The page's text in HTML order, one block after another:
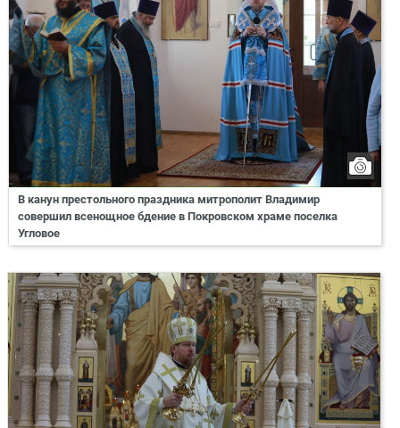
В канун престольного праздника митрополит Владимир
совершил всенощное бдение в Покровском храме поселка
Угловое